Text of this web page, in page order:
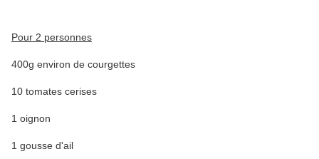
Pour 2 personnes
400g environ de courgettes
10 tomates cerises
1 oignon
1 gousse d'ail